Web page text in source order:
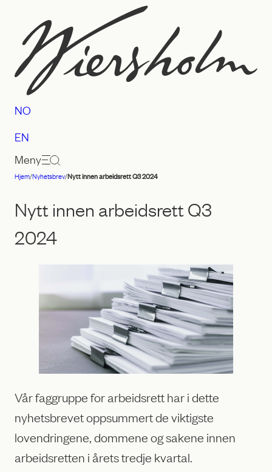
innhold
Advokatfirmaet
Wiersholm
NO
EN
Meny
Hjem/Nyhetsbrev/Nytt innen arbeidsrett Q3 2024
Nytt innen arbeidsrett Q3
2024
Vår faggruppe for arbeidsrett har i dette
nyhetsbrevet oppsummert de viktigste
lovendringene, dommene og sakene innen
arbeidsretten i årets tredje kvartal.